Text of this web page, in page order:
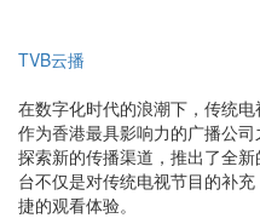
TVB云播
在数字化时代的浪潮下，传统电
作为香港最具影响力的广播公
探索新的传播渠道，推出了全
台不仅是对传统电视节目的补
捷的观看体验。